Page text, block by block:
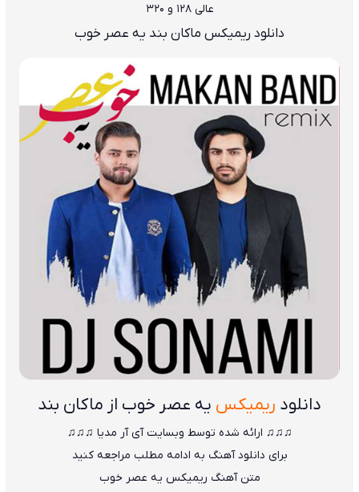
عالی ۱۲۸ و ۳۲۰
دانلود ریمیکس ماکان بند یه عصر خوب
دانلود ریمیکس یه عصر خوب از ماکان بند
♫♫♫ ارائه شده توسط وبسایت آی آر مدیا ♫♫♫
برای دانلود آهنگ به ادامه مطلب مراجعه کنید
متن آهنگ ریمیکس یه عصر خوب